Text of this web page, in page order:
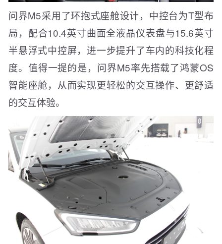
问界M5采用了环抱式座舱设计，中控台为T型布
局，配合10.4英寸曲面全液晶仪表盘与15.6英寸
半悬浮式中控屏，进一步提升了车内的科技化程
度。值得一提的是，问界M5率先搭载了鸿蒙OS
智能座舱，从而实现更轻松的交互操作、更舒适
的交互体验。